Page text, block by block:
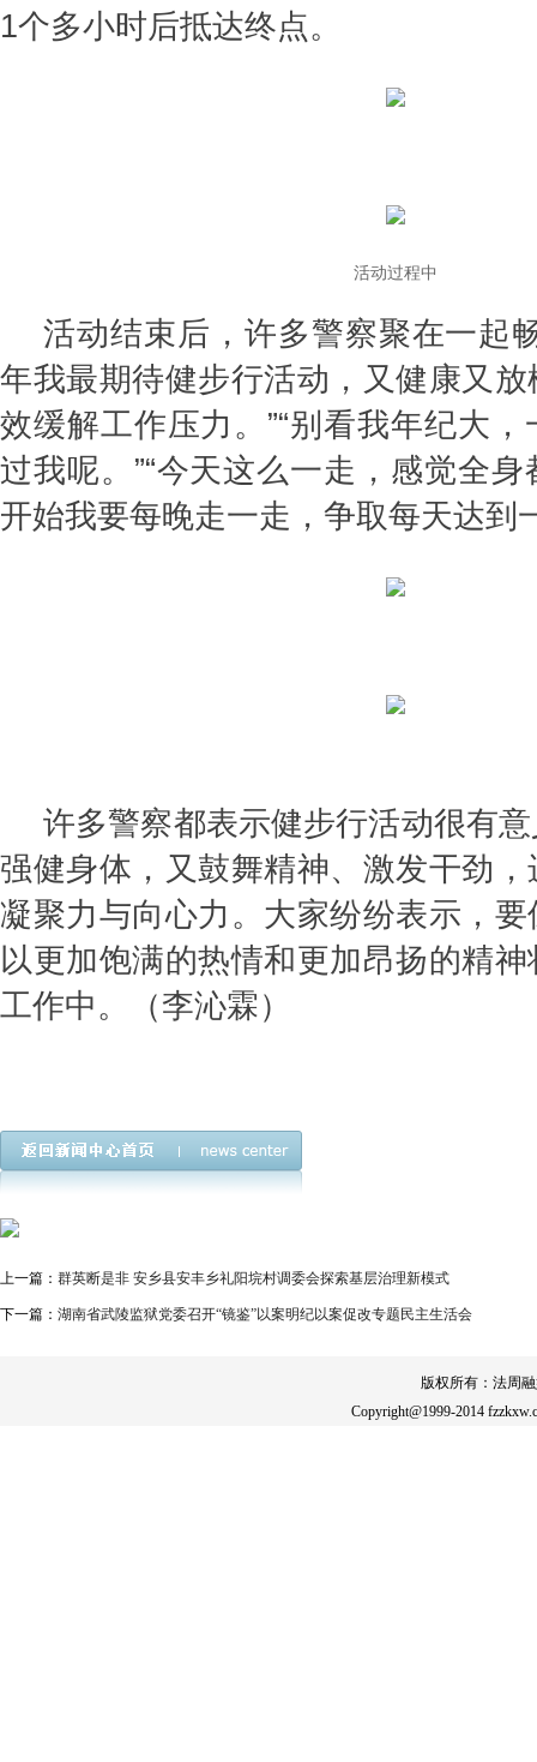
1个多小时后抵达终点。
活动过程中
活动结束后，许多警察聚在一起
年我最期待健步行活动，又健康又
效缓解工作压力。”“别看我年纪大
过我呢。”“今天这么一走，感觉全
开始我要每晚走一走，争取每天达到
许多警察都表示健步行活动很有
强健身体，又鼓舞精神、激发干劲
凝聚力与向心力。大家纷纷表示，
以更加饱满的热情和更加昂扬的精
工作中。（李沁霖）
上一篇： 群英断是非 安乡县安丰乡礼阳垸村调委会探索基层治理新模式
下一篇： 湖南省武陵监狱党委召开“镜鉴”以案明纪以案促改专题民主生活会
版权所有：法周
Copyright@1999-2014